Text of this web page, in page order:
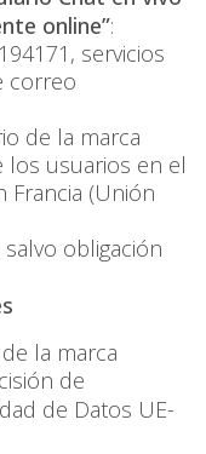
online”:
servicios
correo
de la marca
los usuarios en el
Francia (Unión
obligación
la marca
de
de Datos UE-